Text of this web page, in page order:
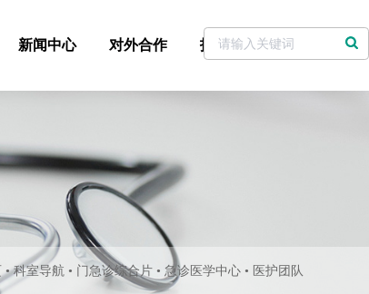
新闻中心 对外合作 招标采购 党委书记信箱
•科室导航 • 门急诊综合片 • 急诊医学中心 • 医护团队